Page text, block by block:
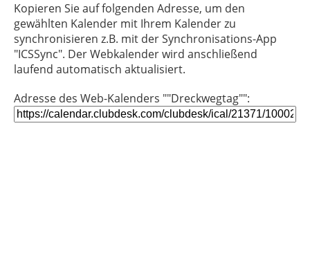
Kopieren Sie auf folgenden Adresse, um den
gewählten Kalender mit Ihrem Kalender zu
synchronisieren z.B. mit der Synchronisations-App
"ICSSync". Der Webkalender wird anschließend
laufend automatisch aktualisiert.
Adresse des Web-Kalenders ""Dreckwegtag"":